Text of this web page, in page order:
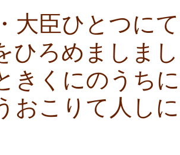
大臣ひとつにて
ひろめましま
きくにのうち
おこりて人し